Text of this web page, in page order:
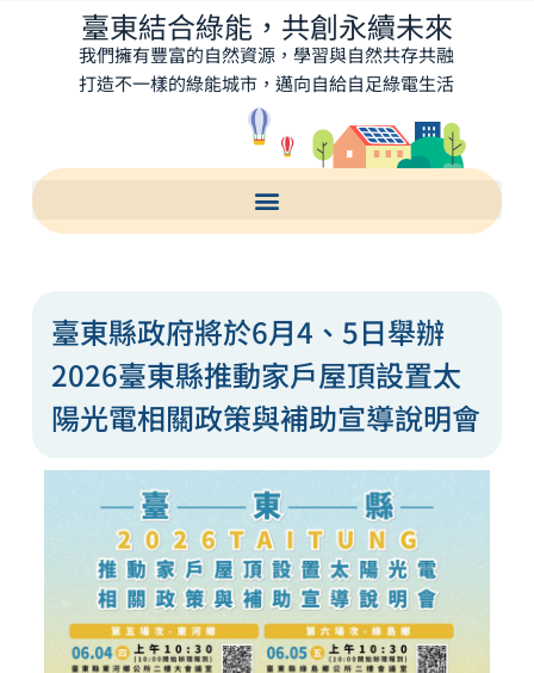
臺東結合綠能，共創永續未來
我們擁有豐富的自然資源，學習與自然共存共融
打造不一樣的綠能城市，邁向自給自足綠電生活
臺東縣政府將於6月4、5日舉辦
2026臺東縣推動家戶屋頂設置太
陽光電相關政策與補助宣導說明會